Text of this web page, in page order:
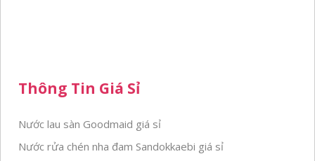
Thông Tin Giá Sỉ
Nước lau sàn Goodmaid giá sỉ
Nước rửa chén nha đam Sandokkaebi giá sỉ